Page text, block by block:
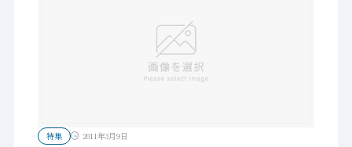
特集 2011年3月9日